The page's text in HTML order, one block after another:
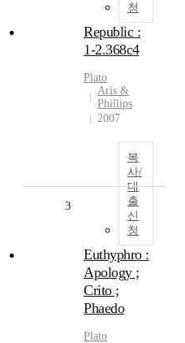
청
Republic :
1-2.368c4
Plato
Aris &
Phillips
2007
복
사/
대
출
신
청
3
Euthyphro :
Apology ;
Crito ;
Phaedo
Plato